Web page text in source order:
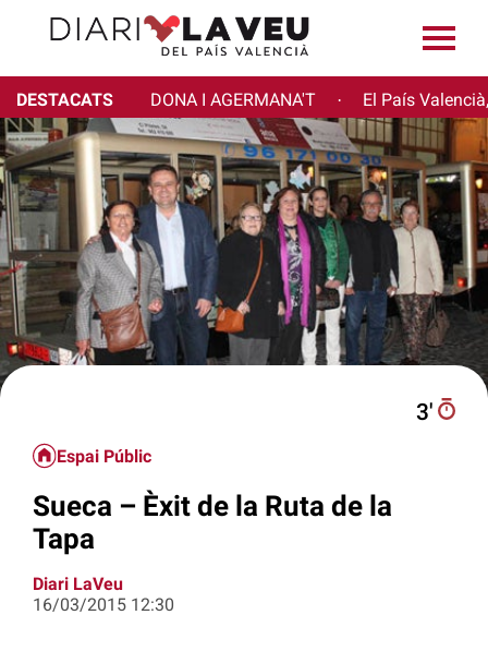
DESTACATS DONA I AGERMANA'T · El País
3′
Espai Públic
Sueca – Èxit de la Ruta de la
Tapa
Diari LaVeu
16/03/2015 12:30